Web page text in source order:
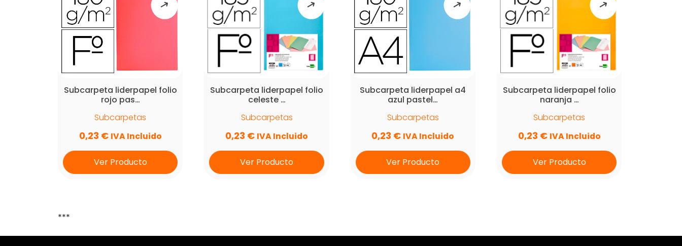
Subcarpeta liderpapel folio
rojo pas…
Subcarpetas
0,23 € IVA Incluido
Ver Producto
Subcarpeta liderpapel folio
celeste …
Subcarpetas
0,23 € IVA Incluido
Ver Producto
Subcarpeta liderpapel a4
azul pastel…
Subcarpetas
0,23 € IVA Incluido
Ver Producto
Subcarpeta liderpapel folio
naranja …
Subcarpetas
0,23 € IVA Incluido
Ver Producto
***